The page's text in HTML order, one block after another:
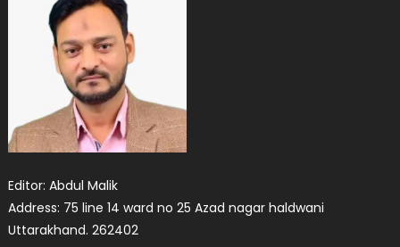
Editor: Abdul Malik
Address: 75 line 14 ward no 25 Azad nagar haldwani
Uttarakhand. 262402